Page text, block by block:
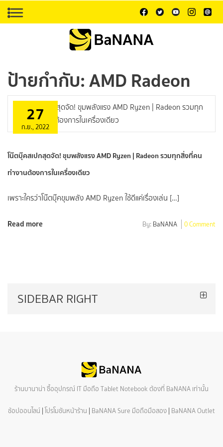
ป้ายกำกับ:AMD Radeon
27
ก.ย., 2022
โน๊ตบุ๊คสเปกสุดจัด! ขุมพลังแรง AMD Ryzen | Radeon รวมทุกสิ่งที่คน
ทำงานต้องการในเครื่องเดียว
เพราะใครว่าโน๊ตบุ๊คขุมพลัง AMD Ryzen ใช้ดีแค่เรื่องเล่น […]
Read more By: BaNANA 0 Comment
SIDEBAR RIGHT
ร้านบานาน่า ซื้ออุปกรณ์ IT มือถือ Tablet Notebook ต้องที่ BaNANA เท่านั้น
ช้อปออนไลน์ | โปรโมชันหน้าร้าน | BaNANA Sure มือถือมือสอง | BaNANA Outlet